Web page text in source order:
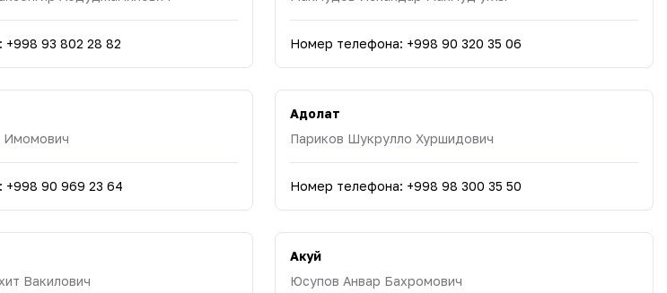
: +998 93 802 28 82 Номер телефона: +998 90 320 35 06
: +998 90 969 23 64
Адолат
Париков Шукрулло Хуршидович
Номер телефона: +998 98 300 35 50
Вакилович
Акуй
Юсупов Анвар Бахромович